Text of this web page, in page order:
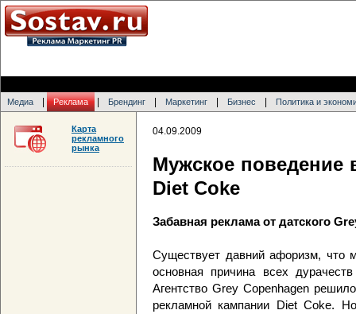
Медиа Реклама Брендинг Маркетинг Бизнес Политика и
04.09.2009
Мужское поведение
Diet Coke
Забавная реклама от датского
Существует давний афоризм, что
основная причина всех
Агентство Grey Copenhagen
рекламной кампании Diet Coke.
Карта
рекламного
рынка